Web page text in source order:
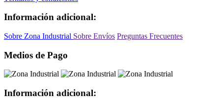
Información adicional:
Sobre Zona Industrial Sobre Envíos Preguntas Frecuentes
Medios de Pago
Información adicional: